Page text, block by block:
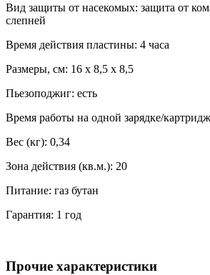
Вид защиты от насекомых: защита от
слепней
Время действия пластины: 4 часа
Размеры, см: 16 х 8,5 х 8,5
Пьезоподжиг: есть
Время работы на одной зарядке/
Вес (кг): 0,34
Зона действия (кв.м.): 20
Питание: газ бутан
Гарантия: 1 год
Прочие характеристики